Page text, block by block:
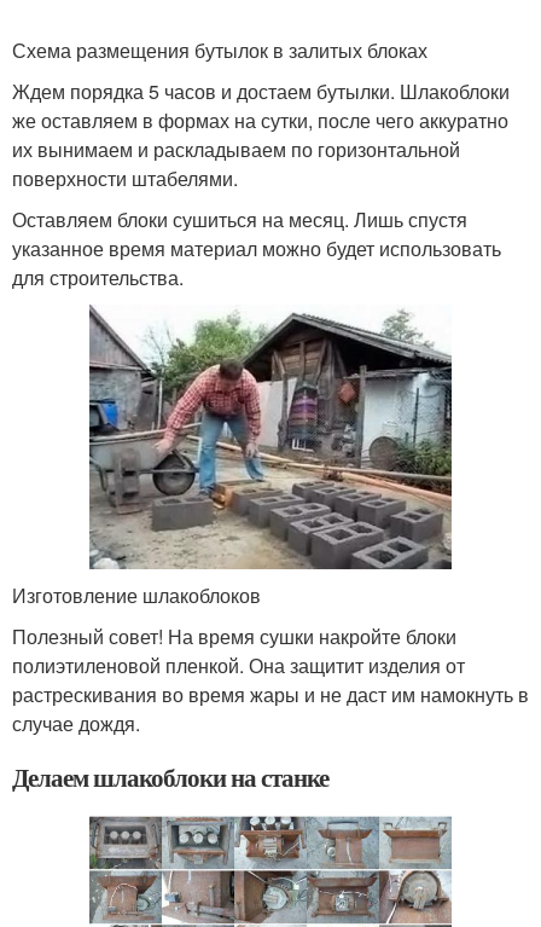
Схема размещения бутылок в залитых блоках
Ждем порядка 5 часов и достаем бутылки. Шлакоблоки
же оставляем в формах на сутки, после чего аккуратно
их вынимаем и раскладываем по горизонтальной
поверхности штабелями.
Оставляем блоки сушиться на месяц. Лишь спустя
указанное время материал можно будет использовать
для строительства.
Изготовление шлакоблоков
Полезный совет! На время сушки накройте блоки
полиэтиленовой пленкой. Она защитит изделия от
растрескивания во время жары и не даст им намокнуть в
случае дождя.
Делаем шлакоблоки на станке